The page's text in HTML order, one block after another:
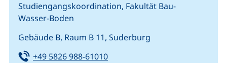
Studiengangskoordination, Fakultät Bau-
Wasser-Boden
Gebäude B, Raum B 11, Suderburg
Tel:
+49 5826 988-61010(startet einen Telefonanruf,